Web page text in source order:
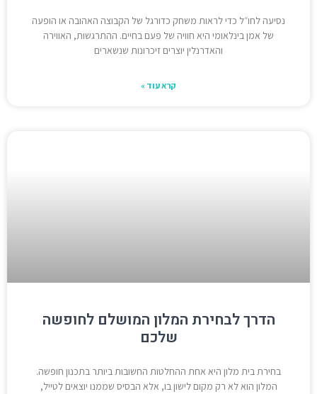
נסיעה לחו״ל כדי לראות משחק כדורגל של הקבוצה האהובה או הופעה
של אמן בינלאומי היא חוויה של פעם בחיים. ההתרגשות, האווירה
והאדרנלין יוצרים זיכרונות שנשארים
קרא עוד »
הדרך לבחירת המלון המושלם לחופשה
שלכם
בחירת בית מלון היא אחת ההחלטות החשובות ביותר בתכנון חופשה.
המלון הוא לא רק מקום לישון בו, אלא הבסיס שממנו יוצאים לטייל,